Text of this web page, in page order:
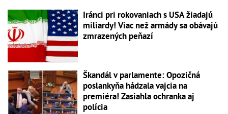
Iránci pri rokovaniach s USA žiadajú
miliardy! Viac než armády sa obávajú
zmrazených peňazí
Škandál v parlamente: Opozičná
poslankyňa hádzala vajcia na
premiéra! Zasiahla ochranka aj
polícia